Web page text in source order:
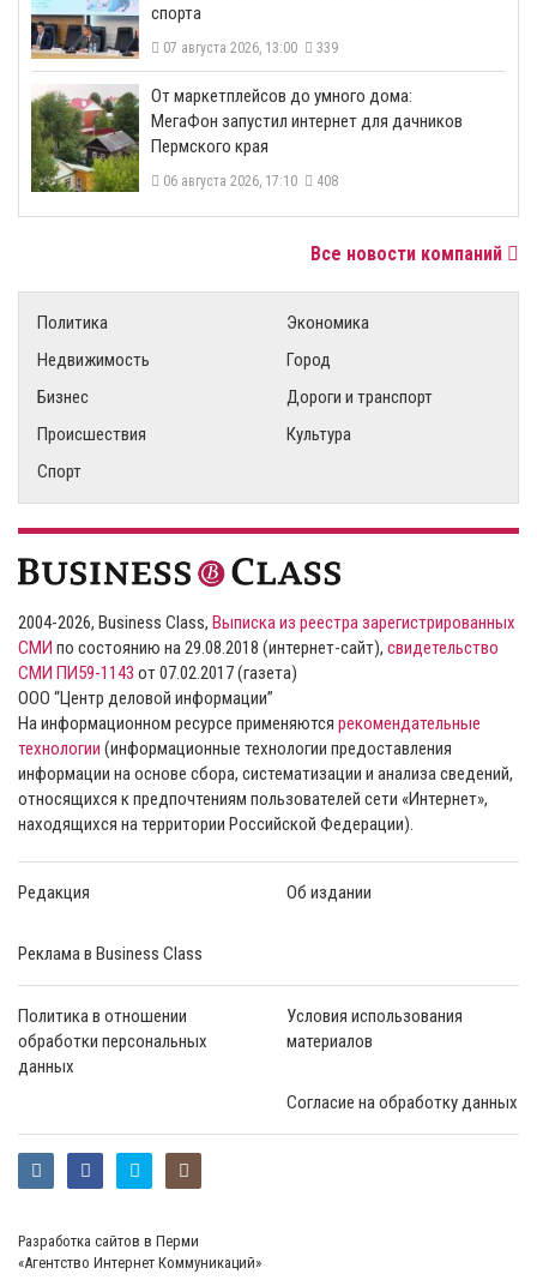
спорта
07 августа 2026, 13:00 339
От маркетплейсов до умного дома:
МегаФон запустил интернет для дачников
Пермского края
06 августа 2026, 17:10 408
Все новости компаний
Политика
Экономика
Недвижимость
Город
Бизнес
Дороги и транспорт
Происшествия
Культура
Спорт
2004-2026, Business Class, Выписка из реестра зарегистрированных
СМИ по состоянию на 29.08.2018 (интернет-сайт), свидетельство
СМИ ПИ59-1143 от 07.02.2017 (газета)
ООО “Центр деловой информации”
На информационном ресурсе применяются рекомендательные
технологии (информационные технологии предоставления
информации на основе сбора, систематизации и анализа сведений,
относящихся к предпочтениям пользователей сети «Интернет»,
находящихся на территории Российской Федерации).
Редакция Об издании
Реклама в Business Class
Политика в отношении
обработки персональных
данных
Условия использования
материалов
Согласие на обработку данных
Разработка сайтов в Перми
«Агентство Интернет Коммуникаций»